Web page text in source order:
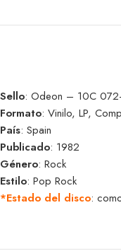
Sello: Odeon – 10C
Formato: Vinilo, LP,
País: Spain
Publicado: 1982
Género: Rock
Estilo: Pop Rock
*Estado del disco: